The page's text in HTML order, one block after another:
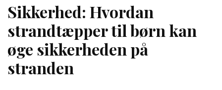
Sikkerhed: Hvordan
strandtæpper til børn kan
øge sikkerheden på
stranden